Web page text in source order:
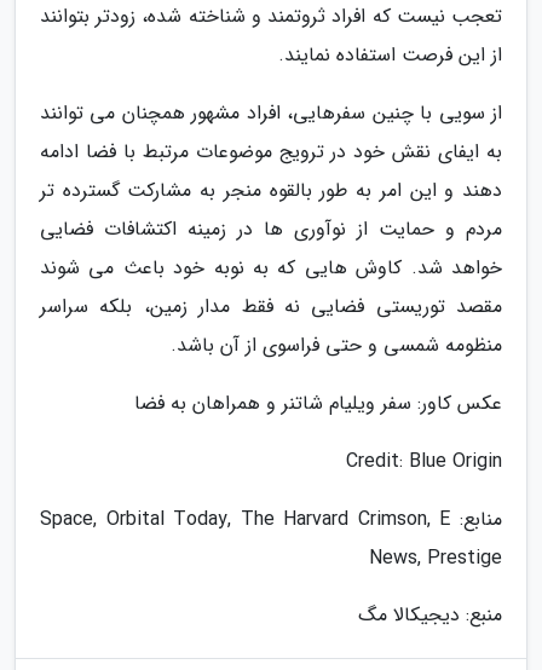
تعجب نیست که افراد ثروتمند و شناخته شده، زودتر بتوانند
از این فرصت استفاده نمایند.
از سویی با چنین سفرهایی، افراد مشهور همچنان می توانند
به ایفای نقش خود در ترویج موضوعات مرتبط با فضا ادامه
دهند و این امر به طور بالقوه منجر به مشارکت گسترده تر
مردم و حمایت از نوآوری ها در زمینه اکتشافات فضایی
خواهد شد. کاوش هایی که به نوبه خود باعث می شوند
مقصد توریستی فضایی نه فقط مدار زمین، بلکه سراسر
منظومه شمسی و حتی فراسوی از آن باشد.
عکس کاور: سفر ویلیام شاتنر و همراهان به فضا
Credit: Blue Origin
منابع: Space, Orbital Today, The Harvard Crimson, E
News, Prestige
منبع: دیجیکالا مگ